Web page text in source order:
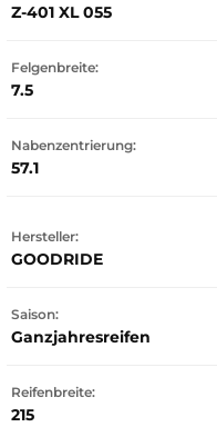
Z-401 XL 055
Felgenbreite:
7.5
Nabenzentrierung:
57.1
Hersteller:
GOODRIDE
Saison:
Ganzjahresreifen
Reifenbreite:
215